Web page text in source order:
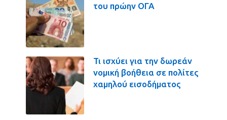
του πρώην ΟΓΑ
Τι ισχύει για την δωρεάν
νομική βοήθεια σε πολίτες
χαμηλού εισοδήματος